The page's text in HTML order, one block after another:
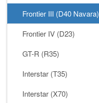
Frontier III (D40 Navara)
Frontier IV (D23)
GT-R (R35)
Interstar (T35)
Interstar (X70)